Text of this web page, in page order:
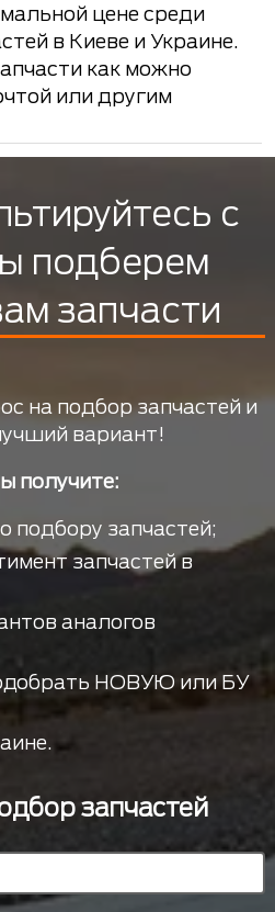
цене среди
в Киеве и Украине.
как можно
или другим
с
подберем
запчасти
на подбор запчастей и
вариант!
получите:
подбору запчастей;
запчастей в
аналогов
НОВУЮ или БУ
запчастей